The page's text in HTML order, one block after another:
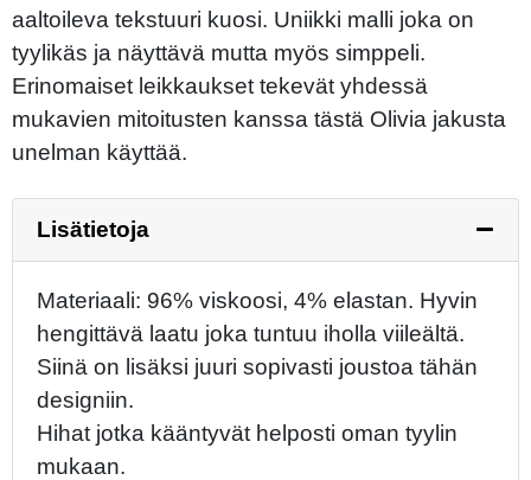
aaltoileva tekstuuri kuosi. Uniikki malli joka on
tyylikäs ja näyttävä mutta myös simppeli.
Erinomaiset leikkaukset tekevät yhdessä
mukavien mitoitusten kanssa tästä Olivia jakusta
unelman käyttää.
Lisätietoja
Materiaali: 96% viskoosi, 4% elastan. Hyvin
hengittävä laatu joka tuntuu iholla viileältä.
Siinä on lisäksi juuri sopivasti joustoa tähän
designiin.
Hihat jotka kääntyvät helposti oman tyylin
mukaan.